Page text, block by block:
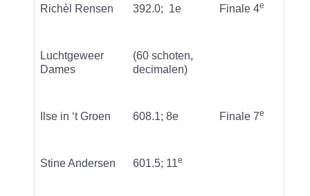
Richèl Rensen 392.0; 1e Finale 4e
Luchtgeweer
Dames
(60 schoten,
decimalen)
Ilse in ‘t Groen 608.1; 8e Finale 7e
Stine Andersen 601.5; 11e